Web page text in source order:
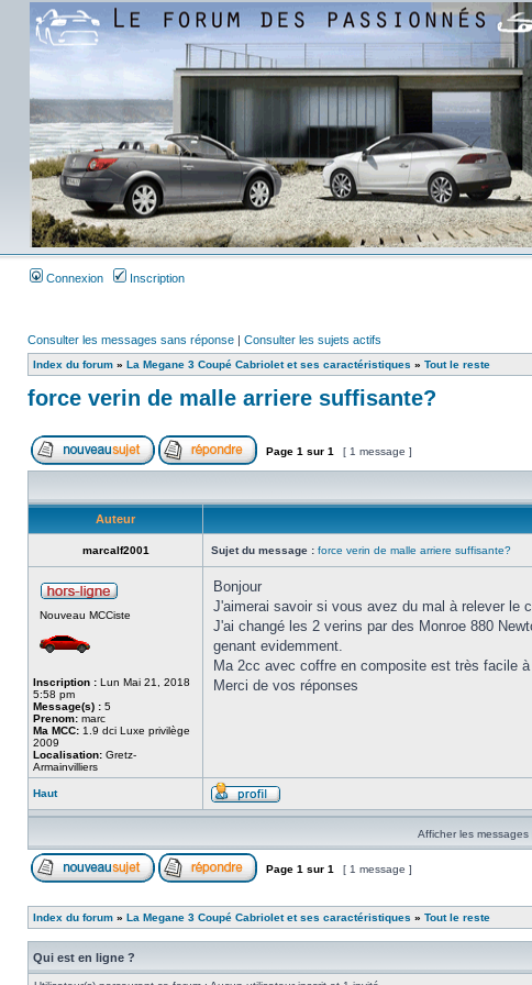
Connexion Inscription
Consulter les messages sans réponse | Consulter les sujets actifs
Index du forum » La Megane 3 Coupé Cabriolet et ses caractéristiques » Tout le reste
force verin de malle arriere suffisante?
Page 1 sur 1 [ 1 message ]
Auteur
marcalf2001 Sujet du message : force verin de malle arriere suffisante?
Nouveau MCCiste
Inscription : Lun Mai 21, 2018
5:58 pm
Message(s) : 5
Prenom: marc
Ma MCC: 1.9 dci Luxe privilège
2009
Localisation: Gretz-
Armainvilliers
Bonjour
J'aimerai savoir si vous avez du mal à relever le
J'ai changé les 2 verins par des Monroe 880
genant evidemment.
Ma 2cc avec coffre en composite est très facile
Merci de vos réponses
Haut
Afficher les
Page 1 sur 1 [ 1 message ]
Index du forum » La Megane 3 Coupé Cabriolet et ses caractéristiques » Tout le reste
Qui est en ligne ?